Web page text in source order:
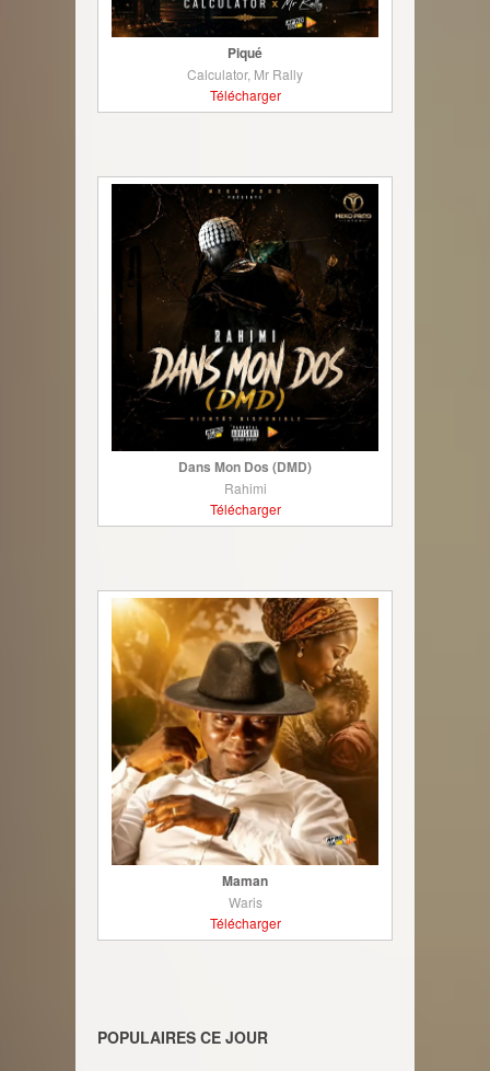
Piqué
Calculator, Mr Rally
Télécharger
Dans Mon Dos (DMD)
Rahimi
Télécharger
Maman
Waris
Télécharger
POPULAIRES CE JOUR